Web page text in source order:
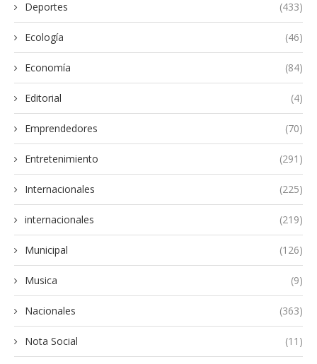
Deportes (433)
Ecología (46)
Economía (84)
Editorial (4)
Emprendedores (70)
Entretenimiento (291)
Internacionales (225)
internacionales (219)
Municipal (126)
Musica (9)
Nacionales (363)
Nota Social (11)